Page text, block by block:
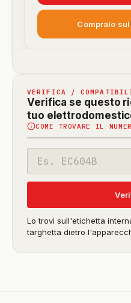
Compralo
VERIFICA /
Verifica se questo
tuo
COME TROVARE IL
modello
Lo trovi sull'etichetta
targhetta dietro